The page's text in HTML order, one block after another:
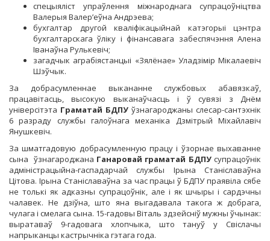
спецыяліст упраўлення міжнароднага супрацоўніцтва
Валерыя Валер’еўна Андрэева;
бухгалтар другой кваліфікацыйнай катэгорыі цэнтра
бухгалтарскага ўліку і фінансавага забеспячэння Алена
Іванаўна Рулькевіч;
загадчык аграбіястанцыі «Зялёнае» Уладзімір Мікалаевіч
Шэўчык.
За добрасумленнае выкананне службовых абавязкаў,
працавітасць, высокую выканаўчасць і ў сувязі з Днём
універсітэта Граматай БДПУ ўзнагароджаны слесар-сантэхнік
6 разраду службы галоўнага механіка Дзмітрый Міхайлавіч
Янушкевіч.
За шматгадовую добрасумленную працу і ўзорнае выхаванне
сына ўзнагароджана Ганаровай граматай БДПУсупрацоўнік
адміністрацыйна-гаспадарчай службы Ірына Станіславаўна
Цітова. Ірына Станіславаўна за час працы ў БДПУ праявіла сябе
не толькі як адказны супрацоўнік, але і як шчыры і сардэчны
чалавек. Не дзіўна, што яна выгадавала такога ж добрага,
чулага і смелага сына. 15-гадовы Віталь здзейсніў мужны ўчынак:
выратаваў 9-гадовага хлопчыка, што тануў у Свіслачы
напрыканцы кастрычніка гэтага года.